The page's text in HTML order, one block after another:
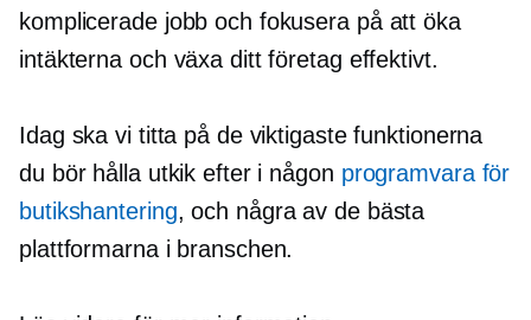
komplicerade jobb och fokusera på att öka
intäkterna och växa ditt företag effektivt.
Idag ska vi titta på de viktigaste funktionerna
du bör hålla utkik efter i någon programvara för
butikshantering, och några av de bästa
plattformarna i branschen.